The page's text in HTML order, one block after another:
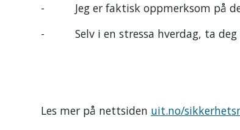
- Jeg er faktisk oppmerksom på
- Selv i en stressa hverdag, ta deg
Les mer på nettsiden uit.no/